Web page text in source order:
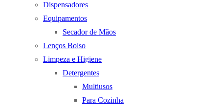
Dispensadores
Equipamentos
Secador de Mãos
Lenços Bolso
Limpeza e Higiene
Detergentes
Multiusos
Para Cozinha